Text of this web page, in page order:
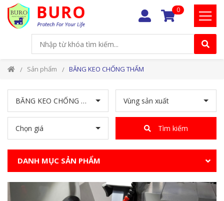
0
Sản phẩm BĂNG KEO CHỐNG THẤM
BĂNG KEO CHỐNG THẤM Vùng sản xuất
Chọn giá Tìm kiếm
DANH MỤC SẢN PHẨM